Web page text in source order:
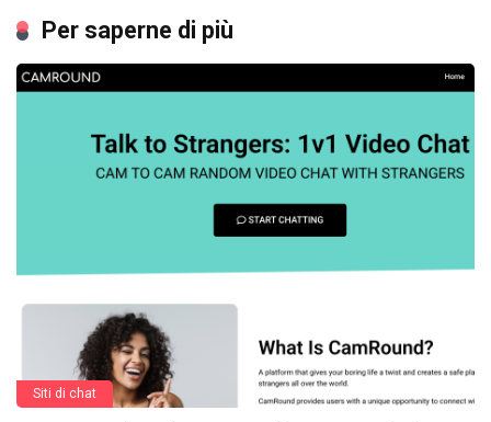
Per saperne di più
Siti di chat